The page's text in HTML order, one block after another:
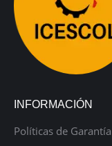
INFORMACIÓN
Políticas de Garantía